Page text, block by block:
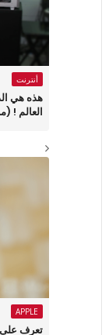
أنترنت
هذه هي
العالم !
APPLE
تعرف على